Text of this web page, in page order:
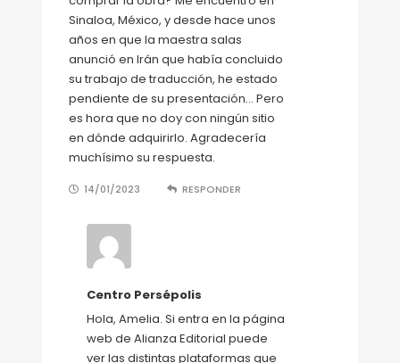
Sinaloa, México, y desde hace unos
años en que la maestra salas
anunció en Irán que había concluido
su trabajo de traducción, he estado
pendiente de su presentación… Pero
es hora que no doy con ningún sitio
en dónde adquirirlo. Agradecería
muchísimo su respuesta.
14/01/2023 RESPONDER
Centro Persépolis
Hola, Amelia. Si entra en la página
web de Alianza Editorial puede
ver las distintas plataformas que